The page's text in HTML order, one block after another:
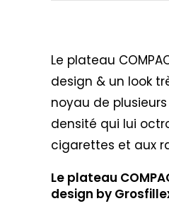
Le plateau
design & un look
noyau de
densité qui lui
cigarettes et aux
Le plateau
design by